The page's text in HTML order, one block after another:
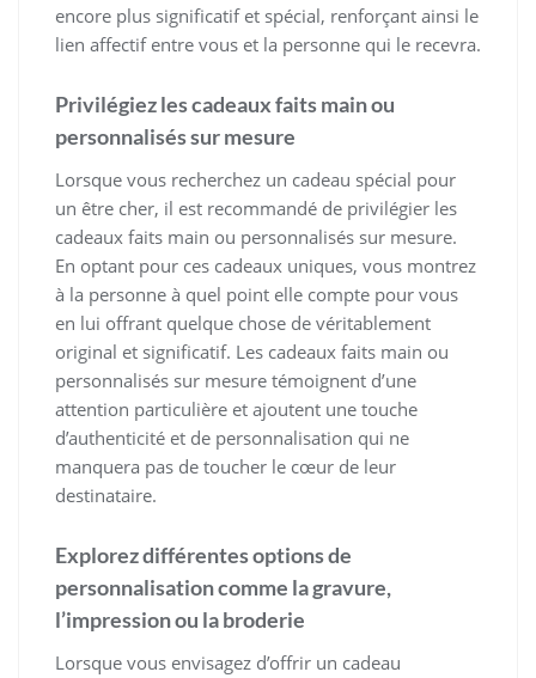
encore plus significatif et spécial, renforçant ainsi le
lien affectif entre vous et la personne qui le recevra.
Privilégiez les cadeaux faits main ou
personnalisés sur mesure
Lorsque vous recherchez un cadeau spécial pour
un être cher, il est recommandé de privilégier les
cadeaux faits main ou personnalisés sur mesure.
En optant pour ces cadeaux uniques, vous montrez
à la personne à quel point elle compte pour vous
en lui offrant quelque chose de véritablement
original et significatif. Les cadeaux faits main ou
personnalisés sur mesure témoignent d’une
attention particulière et ajoutent une touche
d’authenticité et de personnalisation qui ne
manquera pas de toucher le cœur de leur
destinataire.
Explorez différentes options de
personnalisation comme la gravure,
l’impression ou la broderie
Lorsque vous envisagez d’offrir un cadeau